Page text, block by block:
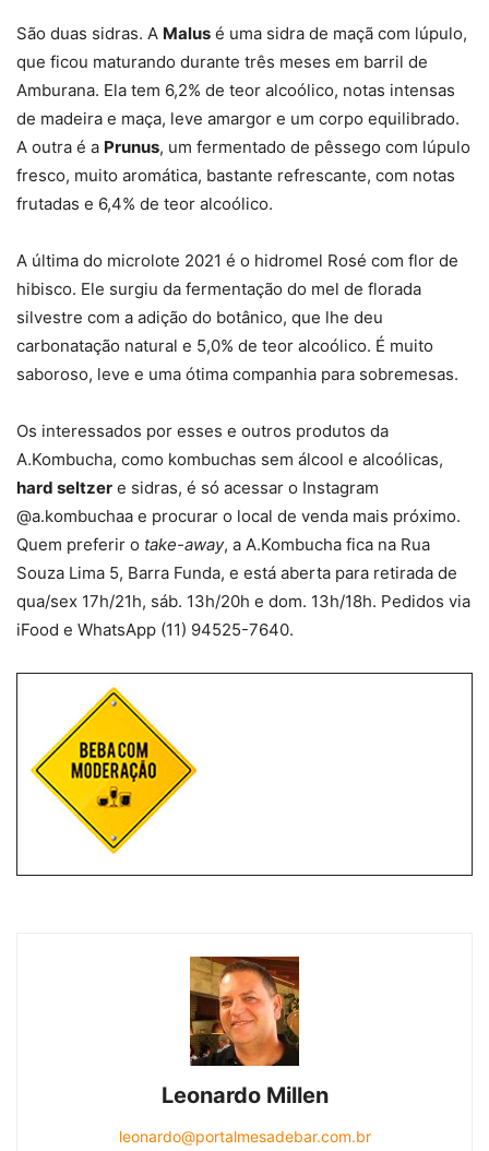
São duas sidras. A Malus é uma sidra de maçã com lúpulo,
que ficou maturando durante três meses em barril de
Amburana. Ela tem 6,2% de teor alcoólico, notas intensas
de madeira e maça, leve amargor e um corpo equilibrado.
A outra é a Prunus, um fermentado de pêssego com lúpulo
fresco, muito aromática, bastante refrescante, com notas
frutadas e 6,4% de teor alcoólico.
A última do microlote 2021 é o hidromel Rosé com flor de
hibisco. Ele surgiu da fermentação do mel de florada
silvestre com a adição do botânico, que lhe deu
carbonatação natural e 5,0% de teor alcoólico. É muito
saboroso, leve e uma ótima companhia para sobremesas.
Os interessados por esses e outros produtos da
A.Kombucha, como kombuchas sem álcool e alcoólicas,
hard seltzer e sidras, é só acessar o Instagram
@a.kombuchaa e procurar o local de venda mais próximo.
Quem preferir o take-away, a A.Kombucha fica na Rua
Souza Lima 5, Barra Funda, e está aberta para retirada de
qua/sex 17h/21h, sáb. 13h/20h e dom. 13h/18h. Pedidos via
iFood e WhatsApp (11) 94525-7640.
Leonardo Millen
leonardo@portalmesadebar.com.br